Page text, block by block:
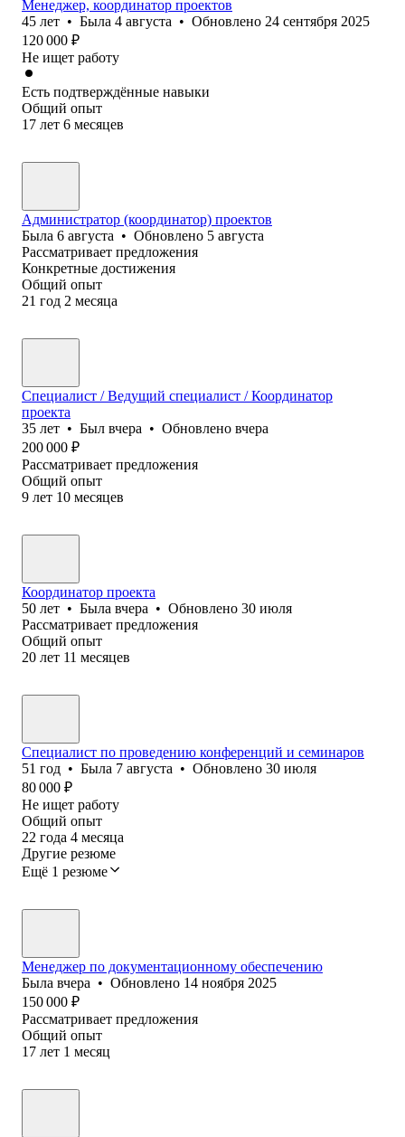
Менеджер, координатор проектов
45 лет • Была 4 августа • Обновлено 24 сентября 2025
120 000 ₽
Не ищет работу
Есть подтверждённые навыки
Общий опыт
17 лет 6 месяцев
Администратор (координатор) проектов
Была 6 августа • Обновлено 5 августа
Рассматривает предложения
Конкретные достижения
Общий опыт
21 год 2 месяца
Специалист / Ведущий специалист / Координатор
проекта
35 лет • Был вчера • Обновлено вчера
200 000 ₽
Рассматривает предложения
Общий опыт
9 лет 10 месяцев
Координатор проекта
50 лет • Была вчера • Обновлено 30 июля
Рассматривает предложения
Общий опыт
20 лет 11 месяцев
Специалист по проведению конференций и семинаров
51 год • Была 7 августа • Обновлено 30 июля
80 000 ₽
Не ищет работу
Общий опыт
22 года 4 месяца
Другие резюме
Ещё 1 резюме
Менеджер по документационному обеспечению
Была вчера • Обновлено 14 ноября 2025
150 000 ₽
Рассматривает предложения
Общий опыт
17 лет 1 месяц